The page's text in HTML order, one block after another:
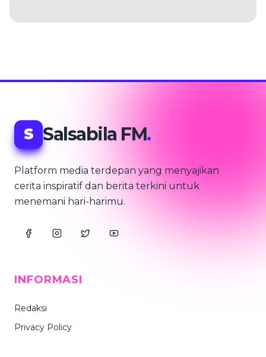
S Salsabila FM.
Platform media terdepan yang menyajikan
cerita inspiratif dan berita terkini untuk
menemani hari-harimu.
INFORMASI
Redaksi
Privacy Policy